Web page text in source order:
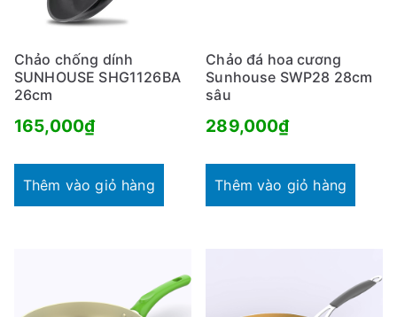
Chảo chống dính
SUNHOUSE SHG1126BA
26cm
165,000₫
Thêm vào giỏ hàng
Chảo đá hoa cương
Sunhouse SWP28 28cm
sâu
289,000₫
Thêm vào giỏ hàng